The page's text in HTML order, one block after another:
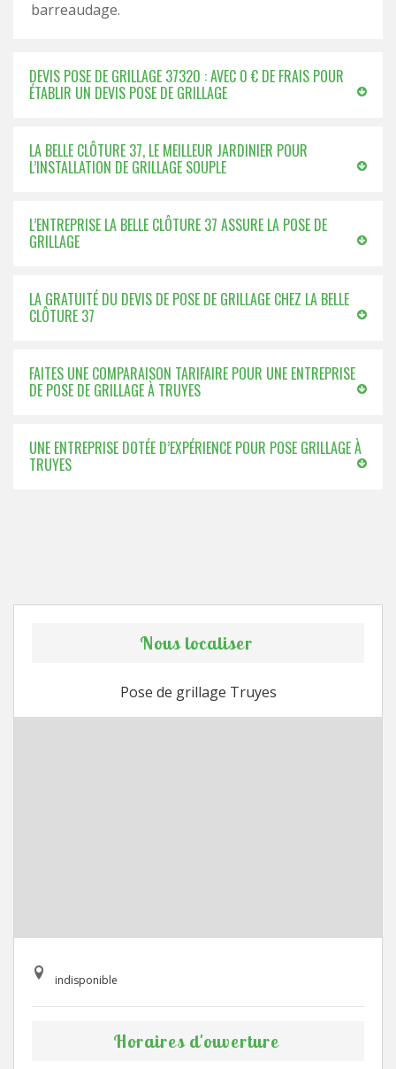
barreaudage.
DEVIS POSE DE GRILLAGE 37320 : AVEC 0 € DE FRAIS POUR
ÉTABLIR UN DEVIS POSE DE GRILLAGE
LA BELLE CLÔTURE 37, LE MEILLEUR JARDINIER POUR
L’INSTALLATION DE GRILLAGE SOUPLE
L’ENTREPRISE LA BELLE CLÔTURE 37 ASSURE LA POSE DE
GRILLAGE
LA GRATUITÉ DU DEVIS DE POSE DE GRILLAGE CHEZ LA BELLE
CLÔTURE 37
FAITES UNE COMPARAISON TARIFAIRE POUR UNE ENTREPRISE
DE POSE DE GRILLAGE À TRUYES
UNE ENTREPRISE DOTÉE D’EXPÉRIENCE POUR POSE GRILLAGE À
TRUYES
Nous localiser
Pose de grillage Truyes
indisponible
Horaires d'ouverture